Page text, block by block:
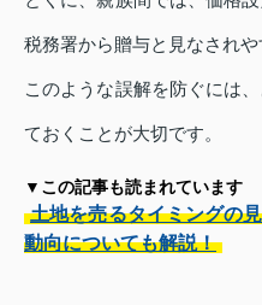
税務署から贈与と見なされや
このような誤解を防ぐには
ておくことが大切です。
▼この記事も読まれています
土地を売るタイミングの
動向についても解説！